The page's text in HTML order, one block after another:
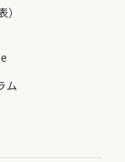
）
ム